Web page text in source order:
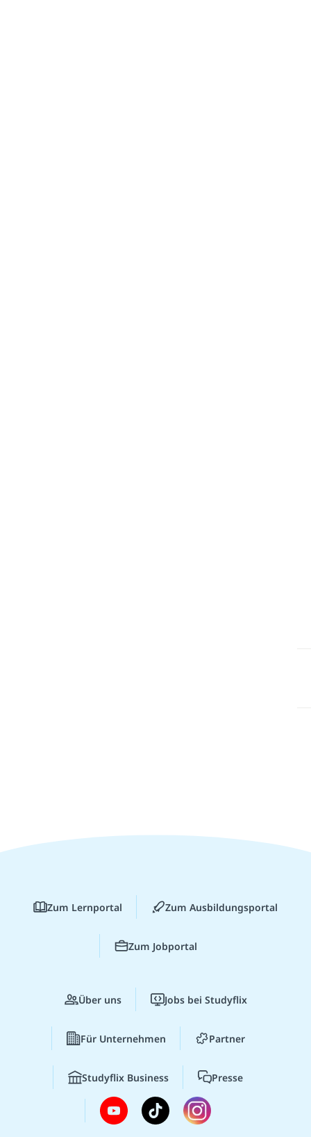
Zum Lernportal Zum Ausbildungsportal
Zum Jobportal
Über uns Jobs bei Studyflix
Für Unternehmen Partner
Studyflix Business Presse